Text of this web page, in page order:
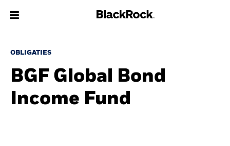
Over Ons
Producten
Thema's
OBLIGATIES
BGF Global Bond
Income Fund